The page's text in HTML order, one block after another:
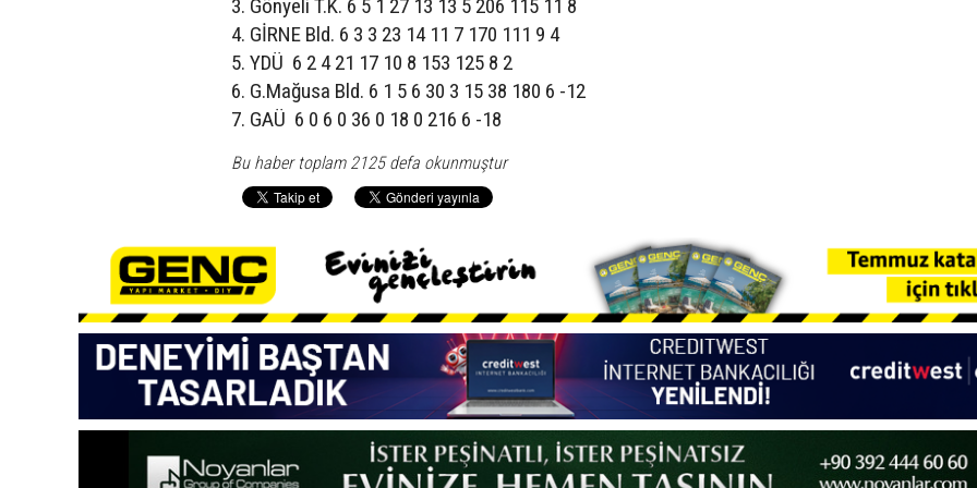
3. Gönyeli T.K. 6 5 1 27 13 13 5 206 115 11 8
4. GİRNE Bld. 6 3 3 23 14 11 7 170 111 9 4
5. YDÜ 6 2 4 21 17 10 8 153 125 8 2
6. G.Mağusa Bld. 6 1 5 6 30 3 15 38 180 6 -12
7. GAÜ 6 0 6 0 36 0 18 0 216 6 -18
Bu haber toplam 2125 defa okunmuştur